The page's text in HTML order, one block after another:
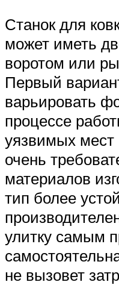
Станок для
может иметь
воротом или
Первый
варьировать
процессе
уязвимых мест
очень
материалов
тип более
улитку самым
не вызовет